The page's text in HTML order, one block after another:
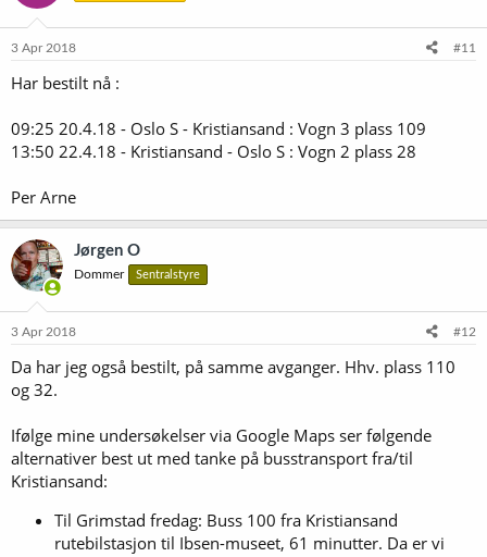
3 Apr 2018 #11
Har bestilt nå :
09:25 20.4.18 - Oslo S - Kristiansand : Vogn 3 plass 109
13:50 22.4.18 - Kristiansand - Oslo S : Vogn 2 plass 28
Per Arne
Jørgen O
Dommer Sentralstyre
3 Apr 2018 #12
Da har jeg også bestilt, på samme avganger. Hhv. plass 110
og 32.
Ifølge mine undersøkelser via Google Maps ser følgende
alternativer best ut med tanke på busstransport fra/til
Kristiansand:
Til Grimstad fredag: Buss 100 fra Kristiansand
rutebilstasjon til Ibsen-museet, 61 minutter. Da er vi